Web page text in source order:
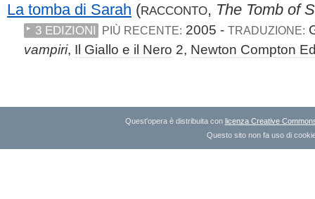
La tomba di Sarah (RACCONTO, The Tomb of
3 EDIZIONI PIÙ RECENTE: 2005 - TRADUZIONE:
vampiri, Il Giallo e il Nero 2, Newton Compton
Quest'opera è distribuita con licenza Creative
Questo sito non fa uso di